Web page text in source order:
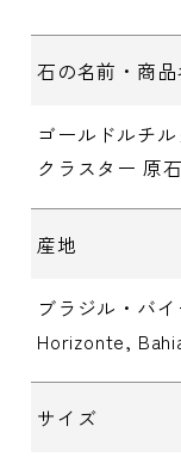
石の名前・商品
ゴールドルチ
クラスター 原石
産地
ブラジル・バ
Horizonte,
サイズ